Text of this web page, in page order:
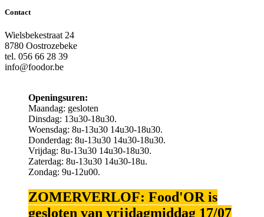
Contact
Wielsbekestraat 24
8780 Oostrozebeke
tel. 056 66 28 39
info@foodor.be
Openingsuren:
Maandag: gesloten
Dinsdag: 13u30-18u30.
Woensdag: 8u-13u30 14u30-18u30.
Donderdag: 8u-13u30 14u30-18u30.
Vrijdag: 8u-13u30 14u30-18u30.
Zaterdag: 8u-13u30 14u30-18u.
Zondag: 9u-12u00.
ZOMERVERLOF: Food'OR is
gesloten van vrijdagmiddag 17/07